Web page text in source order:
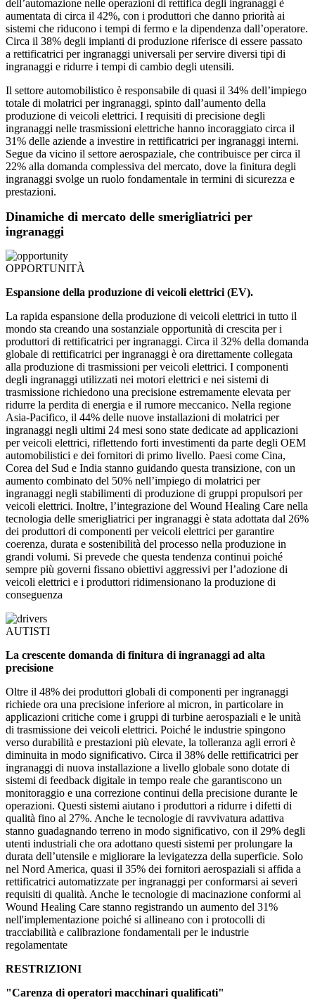
dell’automazione nelle operazioni di rettifica degli ingranaggi è
aumentata di circa il 42%, con i produttori che danno priorità ai
sistemi che riducono i tempi di fermo e la dipendenza dall’operatore.
Circa il 38% degli impianti di produzione riferisce di essere passato
a rettificatrici per ingranaggi universali per servire diversi tipi di
ingranaggi e ridurre i tempi di cambio degli utensili.
Il settore automobilistico è responsabile di quasi il 34% dell’impiego
totale di molatrici per ingranaggi, spinto dall’aumento della
produzione di veicoli elettrici. I requisiti di precisione degli
ingranaggi nelle trasmissioni elettriche hanno incoraggiato circa il
31% delle aziende a investire in rettificatrici per ingranaggi interni.
Segue da vicino il settore aerospaziale, che contribuisce per circa il
22% alla domanda complessiva del mercato, dove la finitura degli
ingranaggi svolge un ruolo fondamentale in termini di sicurezza e
prestazioni.
Dinamiche di mercato delle smerigliatrici per
ingranaggi
OPPORTUNITÀ
Espansione della produzione di veicoli elettrici (EV).
La rapida espansione della produzione di veicoli elettrici in tutto il
mondo sta creando una sostanziale opportunità di crescita per i
produttori di rettificatrici per ingranaggi. Circa il 32% della domanda
globale di rettificatrici per ingranaggi è ora direttamente collegata
alla produzione di trasmissioni per veicoli elettrici. I componenti
degli ingranaggi utilizzati nei motori elettrici e nei sistemi di
trasmissione richiedono una precisione estremamente elevata per
ridurre la perdita di energia e il rumore meccanico. Nella regione
Asia-Pacifico, il 44% delle nuove installazioni di molatrici per
ingranaggi negli ultimi 24 mesi sono state dedicate ad applicazioni
per veicoli elettrici, riflettendo forti investimenti da parte degli OEM
automobilistici e dei fornitori di primo livello. Paesi come Cina,
Corea del Sud e India stanno guidando questa transizione, con un
aumento combinato del 50% nell’impiego di molatrici per
ingranaggi negli stabilimenti di produzione di gruppi propulsori per
veicoli elettrici. Inoltre, l’integrazione del Wound Healing Care nella
tecnologia delle smerigliatrici per ingranaggi è stata adottata dal 26%
dei produttori di componenti per veicoli elettrici per garantire
coerenza, durata e sostenibilità del processo nella produzione in
grandi volumi. Si prevede che questa tendenza continui poiché
sempre più governi fissano obiettivi aggressivi per l’adozione di
veicoli elettrici e i produttori ridimensionano la produzione di
conseguenza
AUTISTI
La crescente domanda di finitura di ingranaggi ad alta
precisione
Oltre il 48% dei produttori globali di componenti per ingranaggi
richiede ora una precisione inferiore al micron, in particolare in
applicazioni critiche come i gruppi di turbine aerospaziali e le unità
di trasmissione dei veicoli elettrici. Poiché le industrie spingono
verso durabilità e prestazioni più elevate, la tolleranza agli errori è
diminuita in modo significativo. Circa il 38% delle rettificatrici per
ingranaggi di nuova installazione a livello globale sono dotate di
sistemi di feedback digitale in tempo reale che garantiscono un
monitoraggio e una correzione continui della precisione durante le
operazioni. Questi sistemi aiutano i produttori a ridurre i difetti di
qualità fino al 27%. Anche le tecnologie di ravvivatura adattiva
stanno guadagnando terreno in modo significativo, con il 29% degli
utenti industriali che ora adottano questi sistemi per prolungare la
durata dell’utensile e migliorare la levigatezza della superficie. Solo
nel Nord America, quasi il 35% dei fornitori aerospaziali si affida a
rettificatrici automatizzate per ingranaggi per conformarsi ai severi
requisiti di qualità. Anche le tecnologie di macinazione conformi al
Wound Healing Care stanno registrando un aumento del 31%
nell'implementazione poiché si allineano con i protocolli di
tracciabilità e calibrazione fondamentali per le industrie
regolamentate
RESTRIZIONI
"Carenza di operatori macchinari qualificati"